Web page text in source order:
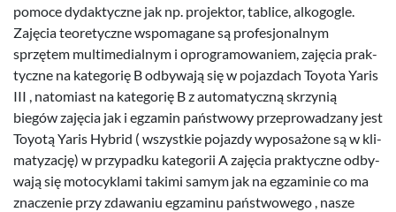
pomoce dydak­ty­czne jak np. pro­jek­tor, tablice, alko­gogle.
Zaję­cia teo­re­ty­czne wspo­ma­gane są pro­fesjon­al­nym
sprzętem mul­ti­me­di­al­nym i opro­gramowaniem, zaję­cia prak­
ty­czne na kat­e­gorię B odby­wają się w pojaz­dach Toy­ota Yaris
III , nato­mi­ast na kat­e­gorię B z automaty­czną skrzynią
biegów zaję­cia jak i egza­min państ­wowy przeprowadzany jest
Toy­otą Yaris Hybrid ( wszys­tkie pojazdy wyposażone są w kli­
matyza­cję) w przy­padku kat­e­gorii A zaję­cia prak­ty­czne odby­
wają się moto­cyk­lami takimi samym jak na egza­minie co ma
znacze­nie przy zdawa­niu egza­minu państ­wowego , nasze